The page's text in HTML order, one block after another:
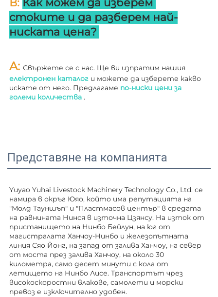
В: Как можем да изберем
стоките и да разберем най-
ниската цена?
A:
електронен каталог и можете да изберете какво
искате от него. Предлагаме по-ниски цени за
големи количества .
Представяне на компанията
Yuyao Yuhai Livestock Machinery Technology Co., Ltd. се
намира в окръг Юяо, който има репутацията на
"Молд Тауншъп" и "Пластмасов център" в средата
на равнината Нинся в източна Цзянсу. На изток от
пристанището на Нинбо Бейлун, на юг от
магистралата Ханчоу-Нинбо и железопътната
линия Сяо Йонг, на запад от залива Ханчоу, на север
от моста през залива Ханчоу, на около 30
километра, само десет минути с кола от
летището на Нинбо Лисе. Транспортът чрез
високоскоростни влакове, самолети и морски
превоз е изключително удобен.